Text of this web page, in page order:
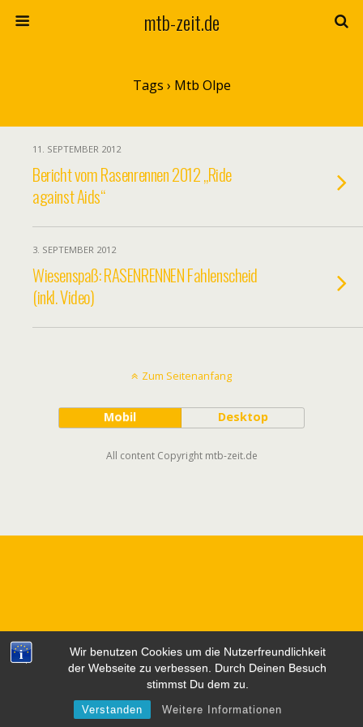
Wir benutzen Cookies um die Nutzerfreundlichkeit
der Webseite zu verbessen. Durch Deinen Besuch
stimmst Du dem zu.
Verstanden Weitere Informationen
mtb-zeit.de
Tags › Mtb Olpe
11. SEPTEMBER 2012
Bericht vom Rasenrennen 2012 „Ride
against Aids“
3. SEPTEMBER 2012
Wiesenspaß: RASENRENNEN Fahlenscheid
(inkl. Video)
Zum Seitenanfang
Mobil Desktop
All content Copyright mtb-zeit.de